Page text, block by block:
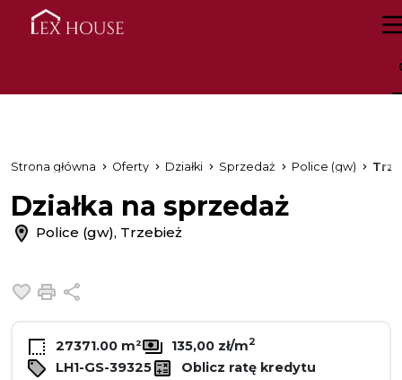
Strona główna Oferty Działki Sprzedaż Police (gw)
Działka na sprzedaż
Police (gw), Trzebież
Dodaj do ulubionych
Drukuj
27371.00 m² 135,00 zł/m2
LH1-GS-39325 Oblicz ratę kredytu